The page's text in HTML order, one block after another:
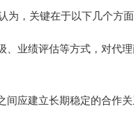
为，关键在于以下几个方面
、业绩评估等方式，对代
间应建立长期稳定的合作